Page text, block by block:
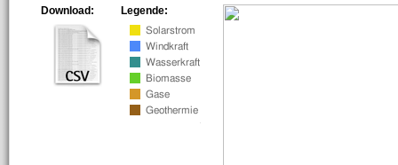
Legende:
Download: